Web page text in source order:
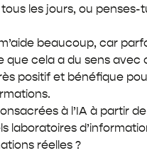
les jours, ou
beaucoup, car
cela a du sens
positif et bénéfique
à l’IA à partir
laboratoires
réelles ?